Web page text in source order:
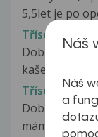
5,5let je po
Tříselná kýla
Dobrý den,
kašel, nyní po
Tříselná kýla
Dobrý den,
mám silný
Náš
Náš
a